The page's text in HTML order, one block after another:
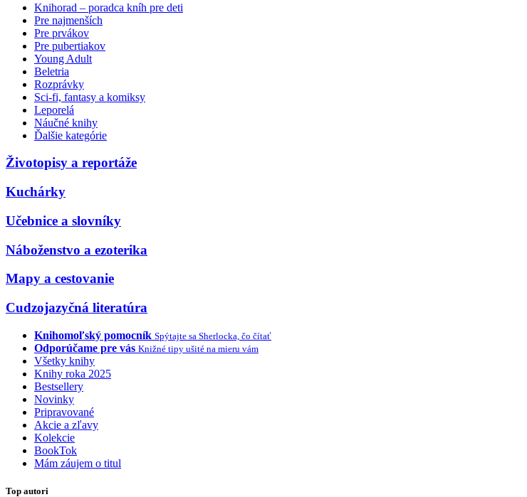
Knihorad – poradca kníh pre deti
Pre najmenších
Pre prvákov
Pre pubertiakov
Young Adult
Beletria
Rozprávky
Sci-fi, fantasy a komiksy
Leporelá
Náučné knihy
Ďalšie kategórie
Životopisy a reportáže
Kuchárky
Učebnice a slovníky
Náboženstvo a ezoterika
Mapy a cestovanie
Cudzojazyčná literatúra
Knihomoľský pomocník Spýtajte sa Sherlocka, čo čítať
Odporúčame pre vás Knižné tipy ušité na mieru vám
Všetky knihy
Knihy roka 2025
Bestsellery
Novinky
Pripravované
Akcie a zľavy
Kolekcie
BookTok
Mám záujem o titul
Top autori